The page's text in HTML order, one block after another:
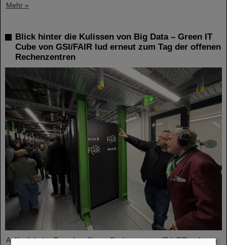
Mehr »
Blick hinter die Kulissen von Big Data – Green IT
Cube von GSI/FAIR lud erneut zum Tag der offenen
Rechenzentren
Anlässlich des Tags der offenen Rechenzentren (TdoRZ) nahmen